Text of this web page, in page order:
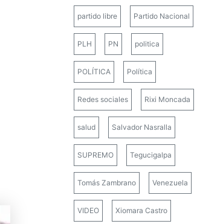
partido libre Partido Nacional
PLH PN politica
POLÍTICA Política
Redes sociales Rixi Moncada
salud Salvador Nasralla
SUPREMO Tegucigalpa
Tomás Zambrano Venezuela
VIDEO Xiomara Castro